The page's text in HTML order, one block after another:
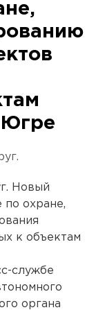
Югре
Новый
по охране,
к объектам
службе
органа